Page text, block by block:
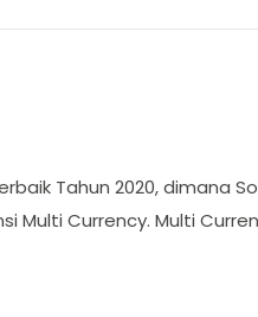
Tahun 2020, dimana
Multi Currency. Multi